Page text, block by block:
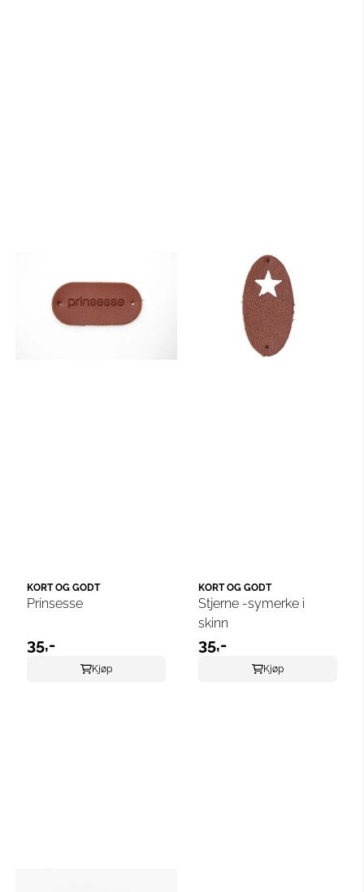
KORT OG GODT
Prinsesse
35,-
Kjøp
KORT OG GODT
Stjerne -symerke i
skinn
35,-
Kjøp